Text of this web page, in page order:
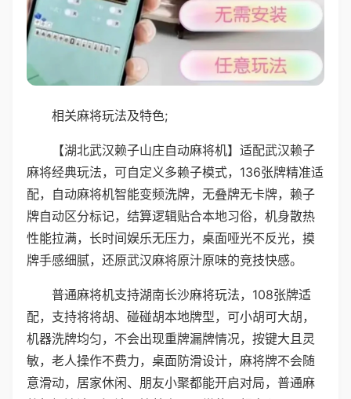
相关麻将玩法及特色;
【湖北武汉赖子山庄自动麻将机】适配武汉赖子
麻将经典玩法，可自定义多赖子模式，136张牌精准适
配，自动麻将机智能变频洗牌，无叠牌无卡牌，赖子
牌自动区分标记，结算逻辑贴合本地习俗，机身散热
性能拉满，长时间娱乐无压力，桌面哑光不反光，摸
牌手感细腻，还原武汉麻将原汁原味的竞技快感。
普通麻将机支持湖南长沙麻将玩法，108张牌适
配，支持将将胡、碰碰胡本地牌型，可小胡可大胡，
机器洗牌均匀，不会出现重牌漏牌情况，按键大且灵
敏，老人操作不费力，桌面防滑设计，麻将牌不会随
意滑动，居家休闲、朋友小聚都能开启对局，普通麻